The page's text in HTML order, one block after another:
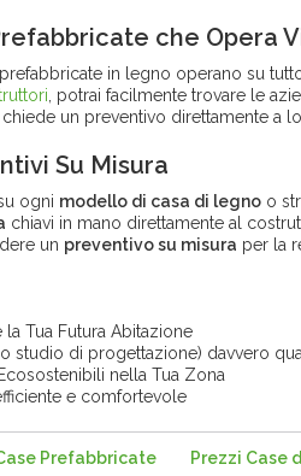
che Opera
in legno operano su
, potrai facilmente trovare le
un preventivo direttamente a
Su Misura
ogni modello di casa di legno o
chiavi in mano direttamente al
un preventivo su misura per la
Tua Futura Abitazione
studio di progettazione) davvero
nella Tua Zona
e comfortevole
Prefabbricate Prezzi Case